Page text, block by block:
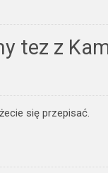
tez z
się przepisać.